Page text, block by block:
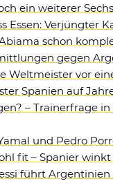
ein weiterer
Essen: Verjüngter
schon
gegen
Weltmeister vor
Spanien auf
– Trainerfrage
und Pedro
fit – Spanier
führt